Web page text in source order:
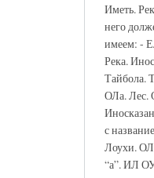
Иметь.
него
имеем: -
Река.
ОЛа. Лес.
с
Лоухи.
“а”. ИЛ